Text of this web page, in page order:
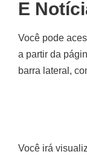
E
Você pode
a partir da
barra lateral,
Você irá